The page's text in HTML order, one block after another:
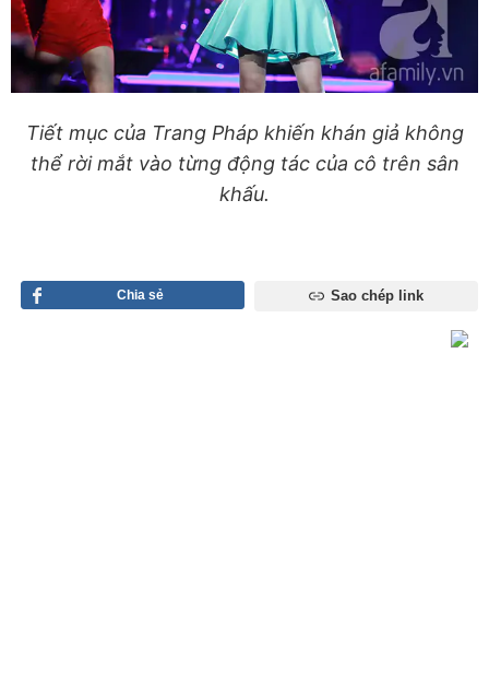
Tiết mục của Trang Pháp khiến khán giả không
thể rời mắt vào từng động tác của cô trên sân
khấu.
Chia sẻ Sao chép link